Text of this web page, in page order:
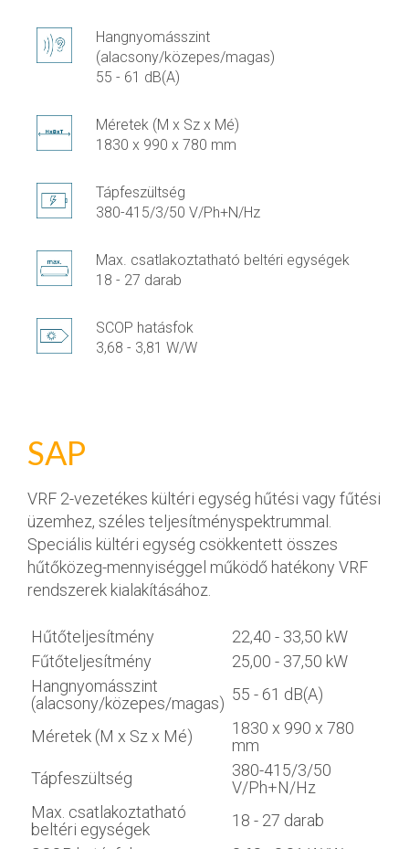
Hangnyomásszint
(alacsony/közepes/magas)
55 - 61 dB(A)
Méretek (M x Sz x Mé)
1830 x 990 x 780 mm
Tápfeszültség
380-415/3/50 V/Ph+N/Hz
Max. csatlakoztatható beltéri egységek
18 - 27 darab
SCOP hatásfok
3,68 - 3,81 W/W
SAP
VRF 2-vezetékes kültéri egység hűtési vagy fűtési
üzemhez, széles teljesítményspektrummal.
Speciális kültéri egység csökkentett összes
hűtőközeg-mennyiséggel működő hatékony VRF
rendszerek kialakításához.
Hűtőteljesítmény
22,40 - 33,50 kW
Fűtőteljesítmény
25,00 - 37,50 kW
Hangnyomásszint
(alacsony/közepes/magas) 55 - 61 dB(A)
Méretek (M x Sz x Mé)
1830 x 990 x 780
mm
Tápfeszültség
380-415/3/50
V/Ph+N/Hz
Max. csatlakoztatható
beltéri egységek
18 - 27 darab